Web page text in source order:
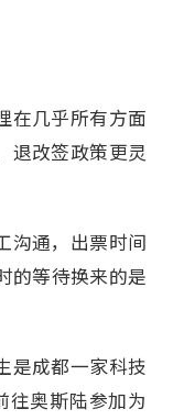
在几乎所有方面
退改签政策更灵
沟通，出票时间
的等待换来的是
是成都一家科技
往奥斯陆参加为